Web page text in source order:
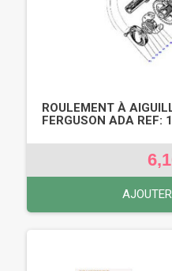
ROULEMENT À
FERGUSON ADA REF: